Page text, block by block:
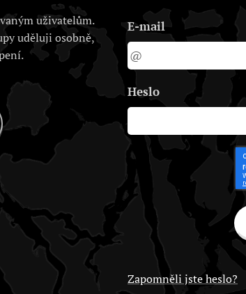
uživatelům.
uděluji osobně,
E-mail
Heslo
Zapomněli jste heslo?